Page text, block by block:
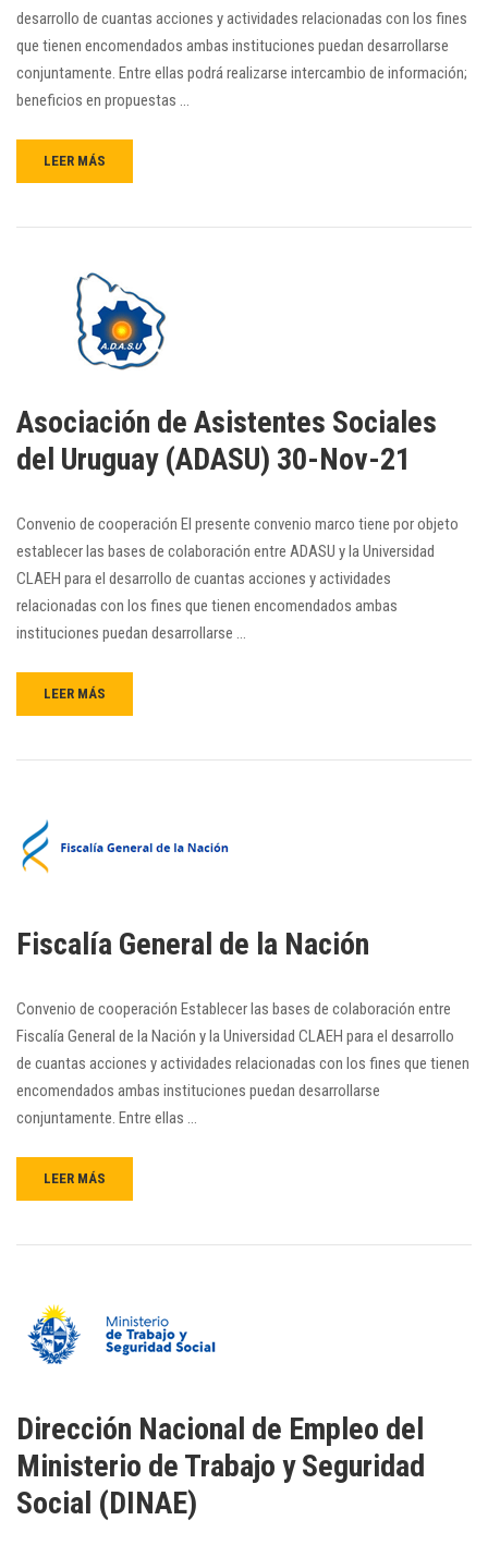
desarrollo de cuantas acciones y actividades relacionadas con los fines
que tienen encomendados ambas instituciones puedan desarrollarse
conjuntamente. Entre ellas podrá realizarse intercambio de información;
beneficios en propuestas …
LEER MÁS
Asociación de Asistentes Sociales
del Uruguay (ADASU) 30-Nov-21
Convenio de cooperación El presente convenio marco tiene por objeto
establecer las bases de colaboración entre ADASU y la Universidad
CLAEH para el desarrollo de cuantas acciones y actividades
relacionadas con los fines que tienen encomendados ambas
instituciones puedan desarrollarse …
LEER MÁS
Fiscalía General de la Nación
Convenio de cooperación Establecer las bases de colaboración entre
Fiscalía General de la Nación y la Universidad CLAEH para el desarrollo
de cuantas acciones y actividades relacionadas con los fines que tienen
encomendados ambas instituciones puedan desarrollarse
conjuntamente. Entre ellas …
LEER MÁS
Dirección Nacional de Empleo del
Ministerio de Trabajo y Seguridad
Social (DINAE)